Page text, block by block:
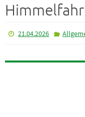
21.04.2026